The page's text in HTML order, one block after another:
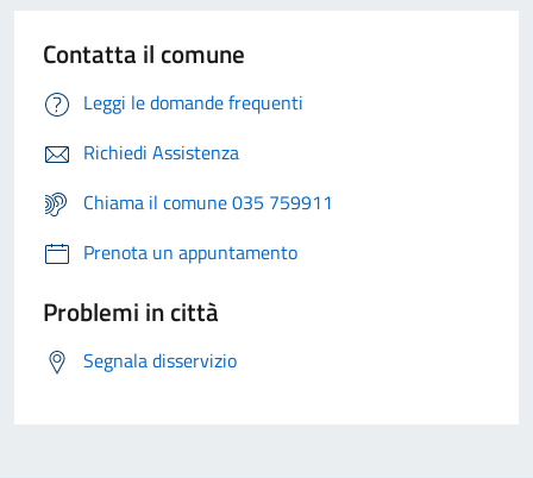
Contatta il comune
Leggi le domande frequenti
Richiedi Assistenza
Chiama il comune 035 759911
Prenota un appuntamento
Problemi in città
Segnala disservizio